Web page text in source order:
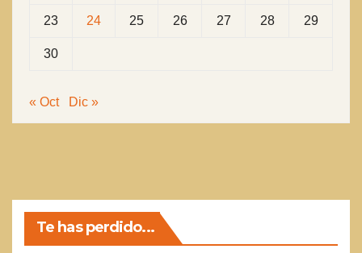
23 24 25 26 27 28 29
30
« Oct Dic »
Te has perdido...